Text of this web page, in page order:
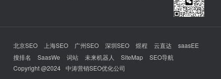
北京SEO 上海SEO 广州SEO 深圳SEO 煜程 云直达
saasEE
搜排名
SaasWe 词站 未来机器人 SiteMap
SEO导航
Copyright @2024 中涛营销SEO优化公司